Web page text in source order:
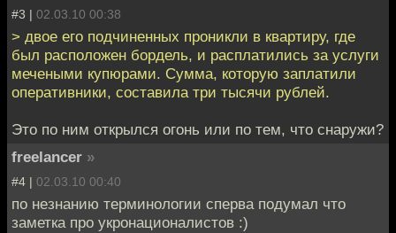
#3 | 02.03.10 00:38
> двое его подчиненных проникли в квартиру, где
был расположен бордель, и расплатились за услуги
мечеными купюрами. Сумма, которую заплатили
оперативники, составила три тысячи рублей.
Это по ним открылся огонь или по тем, что снаружи?
freelancer »
#4 | 02.03.10 00:40
по незнанию терминологии сперва подумал что
заметка про укронационалистов :)